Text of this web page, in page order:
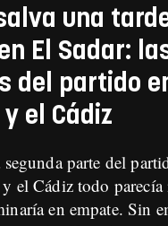
una
El Sadar:
del partido
el Cádiz
parte del
y el Cádiz todo
en empate. Sin